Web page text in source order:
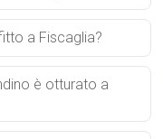
a Fiscaglia?
è otturato a